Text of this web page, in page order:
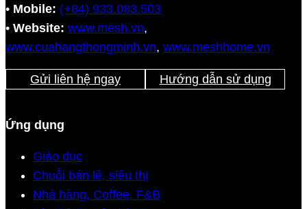
• Mobile: (+84) 933.083.503
• Website: www.mesh.vn,
www.cuahangthongminh.vn, www.meshhome.vn
Gửi liên hệ ngay Hướng dẫn sử dụng
Ứng dụng
Giáo dục
Chuỗi bán lẻ, siêu thị
Nhà hàng, Coffee, F&B